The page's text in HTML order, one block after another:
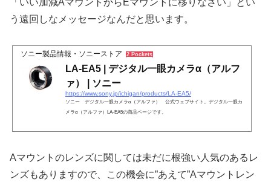
「いい加減AマウントからEマウントに移りなさい」とい
う遠回しなメッセージなんだと思います。
ソニー製品情報・ソニーストア 2 Pockets
LA-EA5 | デジタル一眼カメラα（アルフ
ァ） | ソニー
https://www.sony.jp/ichigan/products/LA-EA5/
ソニー デジタル一眼カメラα（アルファ） 公式ウェブサイト。デジタル一眼カ
メラα（アルファ）LA-EA5の商品ページです。
Aマウントのレンズに関しては未だに根強い人気のあるレ
ンズもありますので、この機会に”あえて”Aマウントレン